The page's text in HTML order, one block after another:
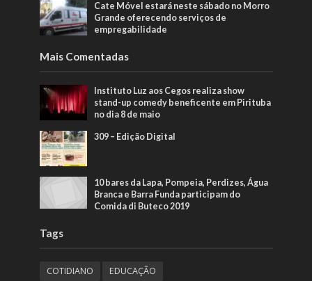
Cate Móvel estará neste sábado no Morro
Grande oferecendo serviços de
empregabilidade
Mais Comentadas
Instituto Luz aos Cegos realiza show
stand-up comedy beneficente em Pirituba
no dia 8 de maio
309 – Edição Digital
10 bares da Lapa, Pompeia, Perdizes, Água
Branca e Barra Funda participam do
Comida di Buteco 2019
Tags
COTIDIANO EDUCAÇÃO